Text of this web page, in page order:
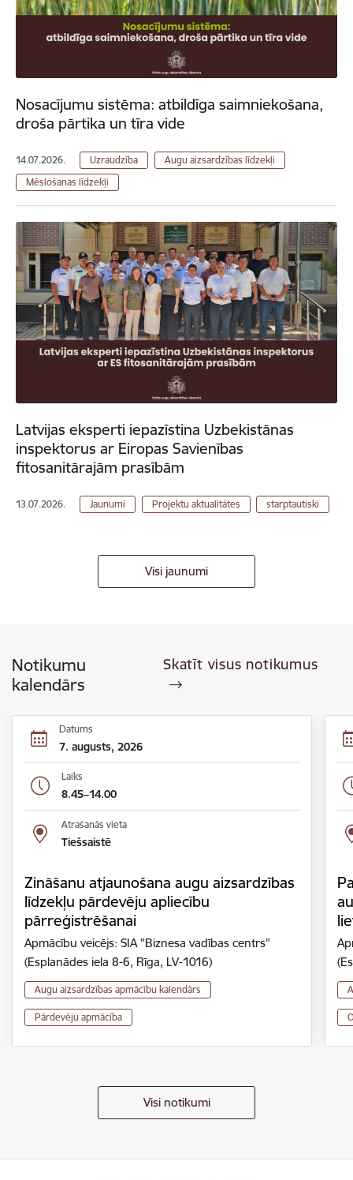
Nosacījumu sistēma: atbildīga saimniekošana,
droša pārtika un tīra vide
14.07.2026. Uzraudzība
Augu aizsardzības līdzekļi
Mēslošanas līdzekļi
Latvijas eksperti iepazīstina Uzbekistānas
inspektorus ar Eiropas Savienības
fitosanitārajām prasībām
13.07.2026. Jaunumi Projektu aktualitātes starptautiski
Visi jaunumi
Notikumu
kalendārs
Skatīt visus notikumus
Datums
7. augusts, 2026
Laiks
8.45–14.00
Atrašanās vieta
Tiešsaistē
Zināšanu atjaunošana augu aizsardzības
līdzekļu pārdevēju apliecību
pārreģistrēšanai
Apmācību veicējs: SIA "Biznesa vadības centrs"
(Esplanādes iela 8-6, Rīga, LV-1016)
Augu aizsardzības apmācību kalendārs
Pārdevēju apmācība
Visi notikumi